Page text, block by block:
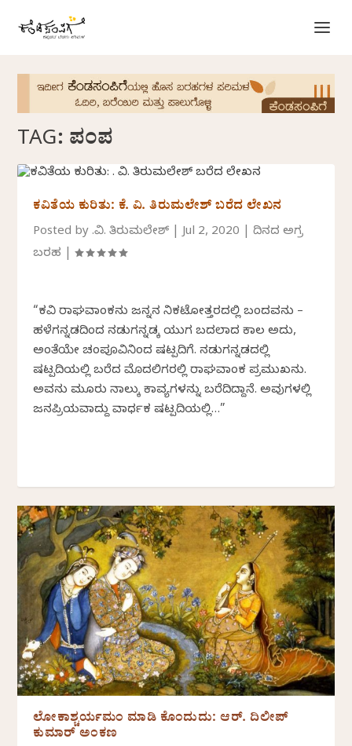
TAG: ಪಂಪ
ಕವಿತೆಯ ಕುರಿತು: ಕೆ. ವಿ. ತಿರುಮಲೇಶ್ ಬರೆದ ಲೇಖನ
Posted by ಕೆ.ವಿ. ತಿರುಮಲೇಶ್ |Jul 2, 2020 |ದಿನದ ಅಗ್ರ
ಬರಹ |
“ಕವಿ ರಾಘವಾಂಕನು ಜನ್ನನ ನಿಕಟೋತ್ತರದಲ್ಲಿ ಬಂದವನು –
ಹಳೆಗನ್ನಡದಿಂದ ನಡುಗನ್ನಡಕ್ಕೆ ಯುಗ ಬದಲಾದ ಕಾಲ ಅದು,
ಅಂತೆಯೇ ಚಂಪೂವಿನಿಂದ ಷಟ್ಪದಿಗೆ. ನಡುಗನ್ನಡದಲ್ಲಿ
ಷಟ್ಪದಿಯಲ್ಲಿ ಬರೆದ ಮೊದಲಿಗರಲ್ಲಿ ರಾಘವಾಂಕ ಪ್ರಮುಖನು.
ಅವನು ಮೂರು ನಾಲ್ಕು ಕಾವ್ಯಗಳನ್ನು ಬರೆದಿದ್ದಾನೆ. ಅವುಗಳಲ್ಲಿ
ಜನಪ್ರಿಯವಾದ್ದು ವಾರ್ಧಕ ಷಟ್ಪದಿಯಲ್ಲಿ…”
ಲೋಕಾಶ್ಚರ್ಯಮಂ ಮಾಡಿ ಕೊಂದುದು: ಆರ್. ದಿಲೀಪ್
ಕುಮಾರ್ ಅಂಕಣ